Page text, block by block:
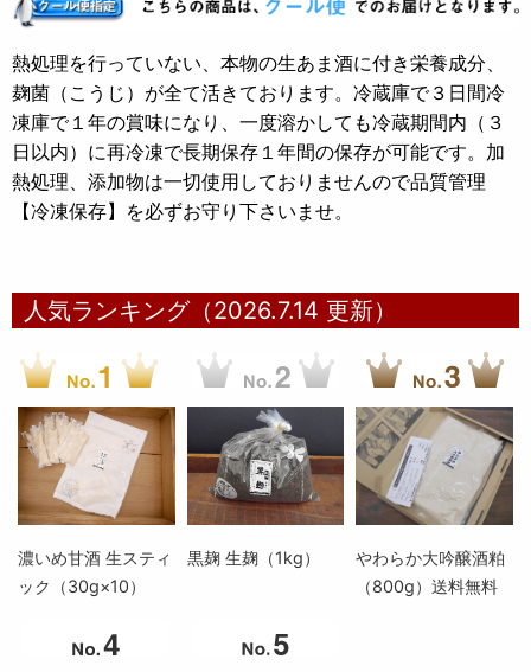
熱処理を行っていない、本物の生あま酒に付き栄養成分、
麹菌（こうじ）が全て活きております。冷蔵庫で３日間冷
凍庫で１年の賞味になり、一度溶かしても冷蔵期間内（３
日以内）に再冷凍で長期保存１年間の保存が可能です。 加
熱処理、添加物は一切使用しておりませんので品質管理
【冷凍保存】を必ずお守り下さいませ。
人気ランキング（2026.7.14 更新）
濃いめ甘酒 生スティ
ック（30g×10）
黒麹 生麹（1kg）
やわらか大吟醸酒粕
（800g）送料無料